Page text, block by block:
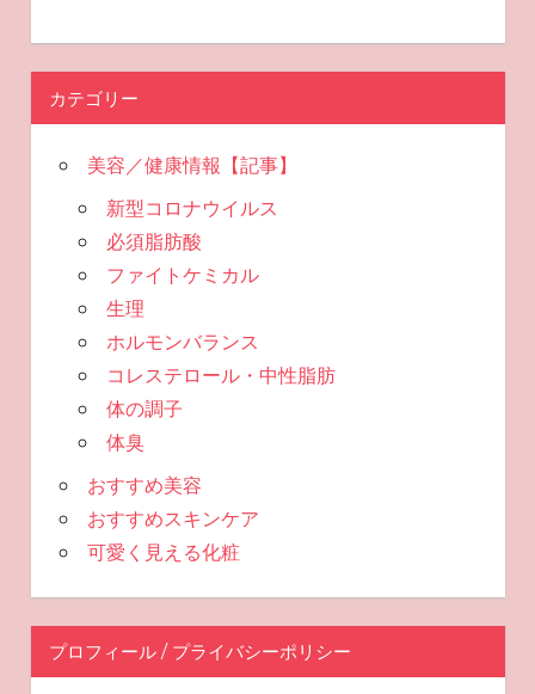
カテゴリー
美容／健康情報【記事】
新型コロナウイルス
必須脂肪酸
ファイトケミカル
生理
ホルモンバランス
コレステロール・中性脂肪
体の調子
体臭
おすすめ美容
おすすめスキンケア
可愛く見える化粧
プロフィール / プライバシーポリシー